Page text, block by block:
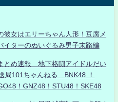
女はエリーちゃん人形！豆腐メ
イターのぬいぐるみ男子末路編
とめ速報 地下格闘アイドルだい
局101ちゃんねる BNK48 ！
！GNZ48！STU48！SKE48